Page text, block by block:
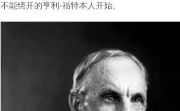
不能绕开的亨利·福特本人开始。